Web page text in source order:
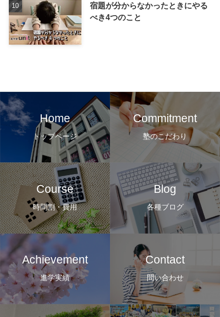
宿題が分からなかったときにやる
べき4つのこと
Home
トップページ
Commitment
塾のこだわり
Course
時間割・費用
Blog
各種ブログ
Achievement
進学実績
Contact
問い合わせ